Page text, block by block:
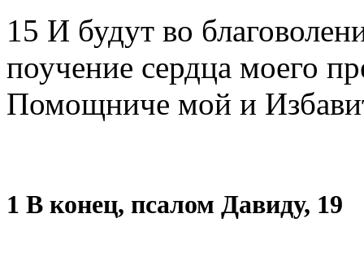
15 И будут во
поучение сердца моего
Помощниче мой и
1 В конец, псалом Давиду, 19